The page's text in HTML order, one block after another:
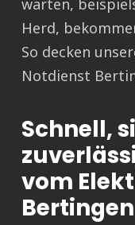
warten,
Herd,
So decken
Notdienst
Schnell,
vom
Bertingen